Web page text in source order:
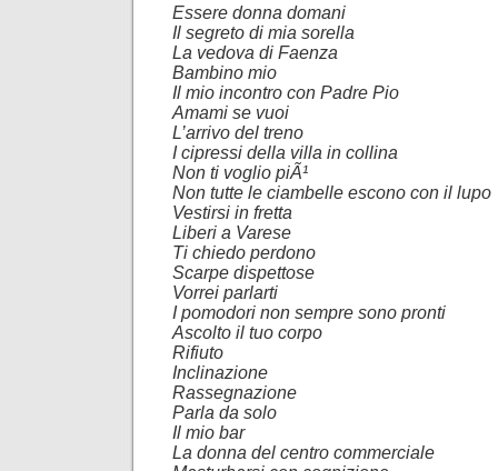
Essere donna domani
Il segreto di mia sorella
La vedova di Faenza
Bambino mio
Il mio incontro con Padre Pio
Amami se vuoi
L’arrivo del treno
I cipressi della villa in collina
Non ti voglio piÃ¹
Non tutte le ciambelle escono con il lupo
Vestirsi in fretta
Liberi a Varese
Ti chiedo perdono
Scarpe dispettose
Vorrei parlarti
I pomodori non sempre sono pronti
Ascolto il tuo corpo
Rifiuto
Inclinazione
Rassegnazione
Parla da solo
Il mio bar
La donna del centro commerciale